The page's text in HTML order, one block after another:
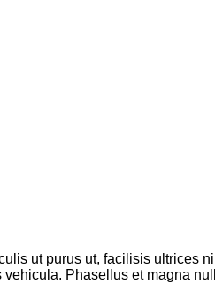
ut purus ut, facilisis ultrices
Phasellus et magna